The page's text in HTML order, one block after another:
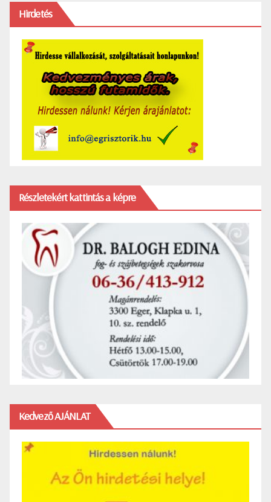
Hirdetés
Részletekért kattintás a képre
Kedvező AJÁNLAT